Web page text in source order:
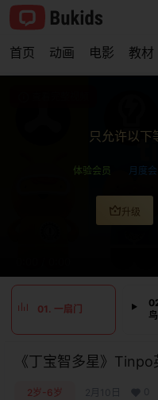
首页 动画 电影 教材
只允许以下
体验会员 月度
升级
01. 一扇门
鸟
《丁宝智多星》
2岁-6岁 2月10日